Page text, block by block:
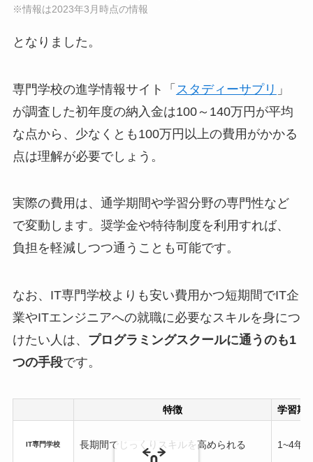
※情報は2023年3月時点の情報
となりました。
専門学校の進学情報サイト「 スタディーサプリ 」
が調査した初年度の納入金は100～140万円が平均
な点から、少なくとも100万円以上の費用がかかる
点は理解が必要でしょう。
実際の費用は、通学期間や学習分野の専門性など
で変動します。奨学金や特待制度を利用すれば、
負担を軽減しつつ通うことも可能です。
なお、IT専門学校よりも安い費用かつ短期間でIT企
業やITエンジニアへの就職に必要なスキルを身につ
けたい人は、 プログラミングスクールに通うのも1
つの手段です。
特徴 学習期
IT専門学校 長期間でじっくりスキルを高められる 1~4年